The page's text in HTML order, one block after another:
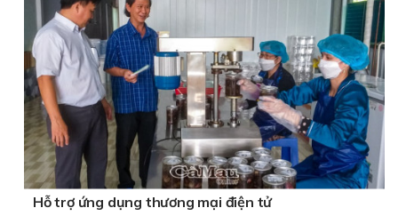
Hỗ trợ ứng dụng thương mại điện tử